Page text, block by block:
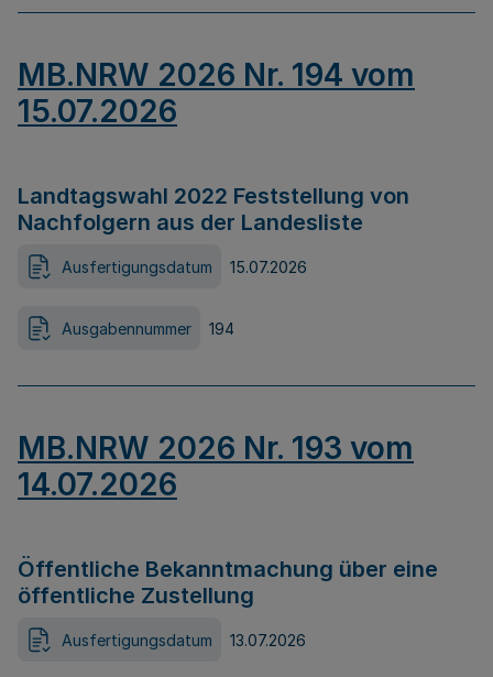
MB.NRW 2026 Nr. 194 vom
15.07.2026
Landtagswahl 2022 Feststellung von
Nachfolgern aus der Landesliste
Ausfertigungsdatum 15.07.2026
Ausgabennummer 194
MB.NRW 2026 Nr. 193 vom
14.07.2026
Öffentliche Bekanntmachung über eine
öffentliche Zustellung
Ausfertigungsdatum 13.07.2026